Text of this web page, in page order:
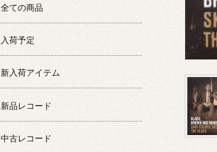
全ての商品
入荷予定
新入荷アイテム
新品レコード
中古レコード